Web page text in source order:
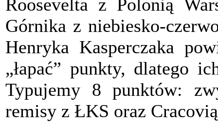
Roosevelta z Polonią
Górnika z niebiesko-
Henryka Kasperczaka
„łapać” punkty, dlatego
Typujemy 8 punktów:
remisy z ŁKS oraz